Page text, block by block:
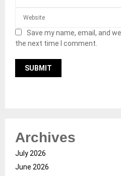
Save my name, email, and
the next time I comment.
Archives
July 2026
June 2026